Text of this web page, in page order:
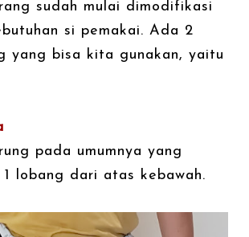
sudah mulai dimodifikasi
si pemakai. Ada 2
yang bisa kita gunakan, yaitu
pada umumnya yang
1 lobang dari atas kebawah.